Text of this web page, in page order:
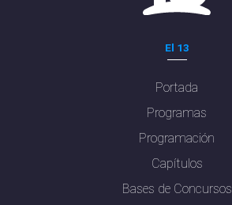
El 13
Portada
Programas
Programación
Capítulos
Bases de Concursos